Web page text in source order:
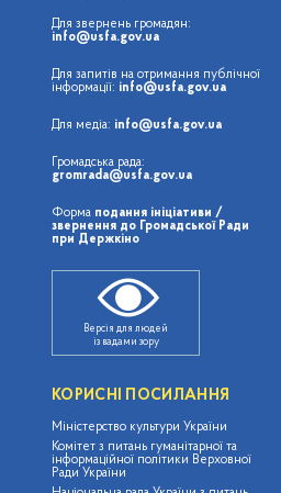
Для звернень громадян:
info@usfa.gov.ua
Для запитів на отримання публічної
інформації: info@usfa.gov.ua
Для медіа: info@usfa.gov.ua
Громадська рада:
gromrada@usfa.gov.ua
Форма подання ініціативи /
звернення до Громадської Ради
при Держкіно
Версія для людей
із вадами зору
КОРИСНІ ПОСИЛАННЯ
Міністерство культури України
Комітет з питань гуманітарної та
інформаційної політики Верховної
Ради України